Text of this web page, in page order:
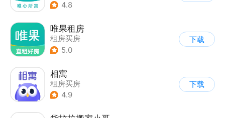
4.8
唯果租房
租房买房
5.0
下载
相寓
租房买房
4.9
下载